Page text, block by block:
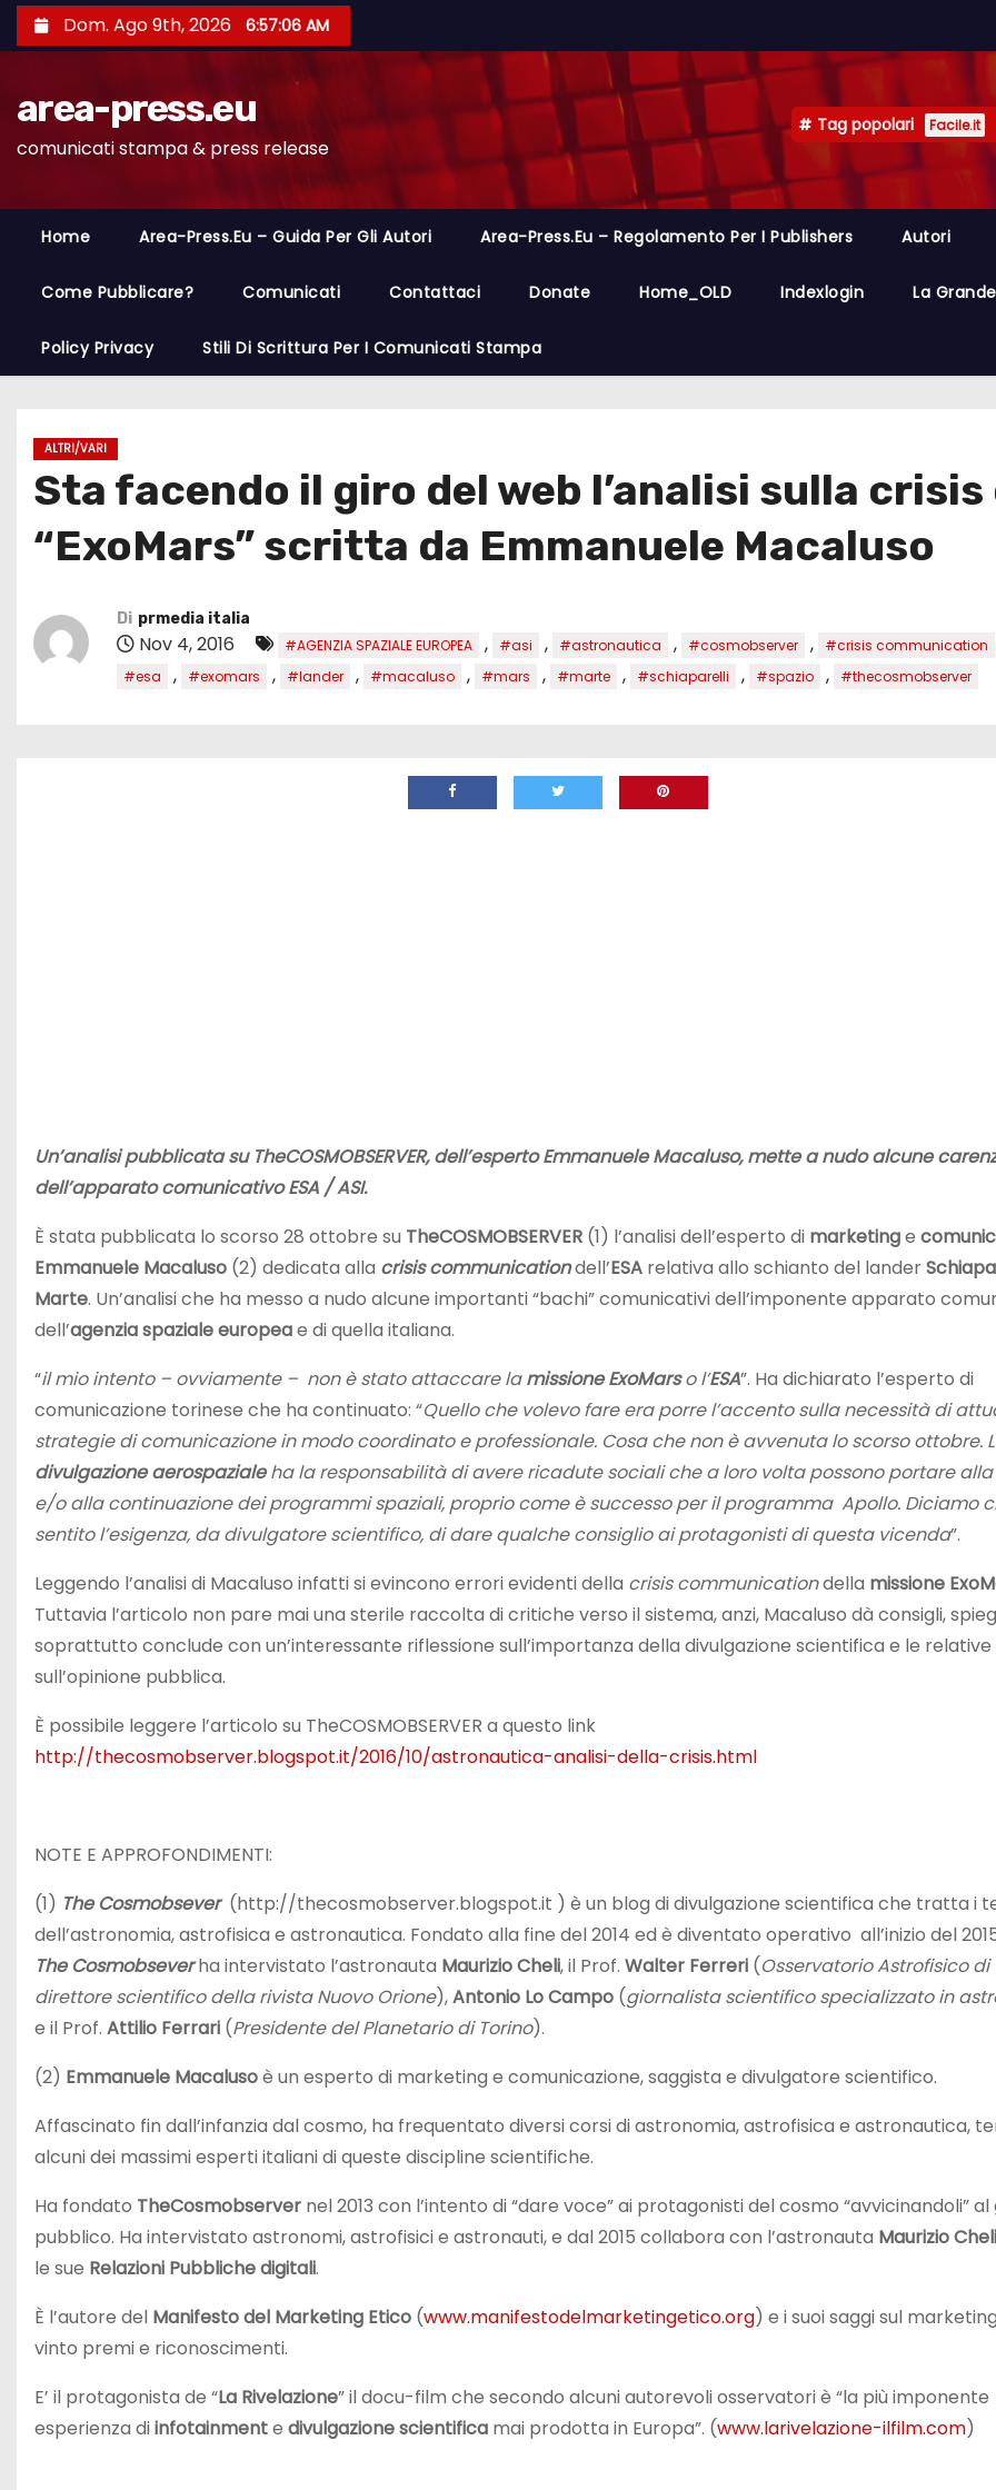
a
Dom. Ago 9th, 2026 6:57:07 AM
area-press.eu
comunicati stampa & press release
Tag popolari Facile.it
Home Area-Press.eu – Guida Per Gli Autori Area-Press.eu – Regolamento Per I Publishers Autori
Come Pubblicare? Comunicati Contattaci Donate Home_OLD Indexlogin La
Policy Privacy Stili Di Scrittura Per I Comunicati Stampa
ALTRI/VARI
Sta facendo il giro del web l’analisi sulla
“ExoMars” scritta da Emmanuele Macaluso
Di prmedia italia
Nov 4, 2016 #AGENZIA SPAZIALE EUROPEA , #asi , #astronautica , #cosmobserver ,
#crisis communication
#esa
, #exomars , #lander , #macaluso , #mars , #marte , #schiaparelli , #spazio , #thecosmobserver
Un’analisi pubblicata su TheCOSMOBSERVER, dell’esperto Emmanuele Macaluso, mette a nudo alcune
dell’apparato comunicativo ESA / ASI.
È stata pubblicata lo scorso 28 ottobre su TheCOSMOBSERVER (1) l’analisi dell’esperto di marketinge
Emmanuele Macaluso (2) dedicata alla crisis communicationdell’ESA relativa allo schianto del lander
Marte. Un’analisi che ha messo a nudo alcune importanti “bachi” comunicativi dell’imponente apparato
dell’agenzia spaziale europeae di quella italiana.
“il mio intento – ovviamente – non è stato attaccare lamissione ExoMarso l’ESA”. Ha dichiarato l’esperto di
comunicazione torinese che ha continuato: “Quello che volevo fare era porre l’accento sulla necessità di
strategie di comunicazione in modo coordinato e professionale. Cosa che non è avvenuta lo scorso ottobre.
divulgazione aerospazialeha la responsabilità di avere ricadute sociali che a loro volta possono portare
e/o alla continuazione dei programmi spaziali, proprio come è successo per il programma Apollo. Diciamo
sentito l’esigenza, da divulgatore scientifico, di dare qualche consiglio ai protagonisti di questa vicenda”.
Leggendo l’analisi di Macaluso infatti si evincono errori evidenti della crisis communicationdella missione
Tuttavia l’articolo non pare mai una sterile raccolta di critiche verso il sistema, anzi, Macaluso dà consigli,
soprattutto conclude con un’interessante riflessione sull’importanza della divulgazione scientifica e le
sull’opinione pubblica.
È possibile leggere l’articolo su TheCOSMOBSERVER a questo link
http://thecosmobserver.blogspot.it/2016/10/astronautica-analisi-della-crisis.html
NOTE E APPROFONDIMENTI:
(1) The Cosmobsever (http://thecosmobserver.blogspot.it ) è un blog di divulgazione scientifica che tratta i
dell’astronomia, astrofisica e astronautica. Fondato alla fine del 2014 ed è diventato operativo all’inizio del
The Cosmobsever ha intervistato l’astronauta Maurizio Cheli, il Prof. Walter Ferreri (Osservatorio Astrofisico di
direttore scientifico della rivista Nuovo Orione),Antonio Lo Campo (giornalista scientifico specializzato in
e il Prof. Attilio Ferrari (Presidente del Planetario di Torino).
(2) Emmanuele Macalusoè un esperto di marketing e comunicazione, saggista e divulgatore scientifico.
Affascinato fin dall’infanzia dal cosmo, ha frequentato diversi corsi di astronomia, astrofisica e astronautica,
alcuni dei massimi esperti italiani di queste discipline scientifiche.
Ha fondato TheCosmobserver nel 2013 con l’intento di “dare voce” ai protagonisti del cosmo “avvicinandoli”
pubblico. Ha intervistato astronomi, astrofisici e astronauti, e dal 2015 collabora con l’astronauta Maurizio Cheli
le sue Relazioni Pubbliche digitali.
È l’autore del Manifesto del Marketing Etico (www.manifestodelmarketingetico.org) e i suoi saggi sul
vinto premi e riconoscimenti.
E’ il protagonista de “La Rivelazione” il docu-film che secondo alcuni autorevoli osservatori è “la più imponente
esperienza diinfotainmente divulgazione scientifica mai prodotta in Europa”. (www.larivelazione-ilfilm.com)